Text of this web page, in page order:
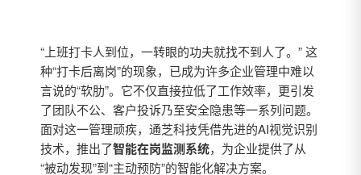
“上班打卡人到位，一转眼的功夫就找不到人了。” 这
种“打卡后离岗”的现象，已成为许多企业管理中难以
言说的“软肋”。它不仅直接拉低了工作效率，更引发
了团队不公、客户投诉乃至安全隐患等一系列问题。
面对这一管理顽疾，通芝科技凭借先进的AI视觉识别
技术，推出了智能在岗监测系统，为企业提供了从
“被动发现”到“主动预防”的智能化解决方案。